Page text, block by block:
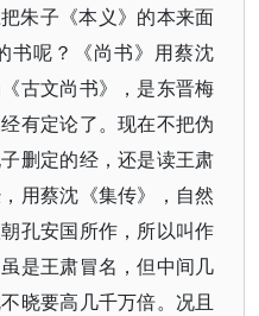
朱子《本义》的本来面
书呢？《尚书》用蔡沈
古文尚书》，是东晋梅
有定论了。现在不把伪
删定的经，还是读王肃
用蔡沈《集传》，自然
孔安国所作，所以叫作
是王肃冒名，但中间几
晓要高几千万倍。况且